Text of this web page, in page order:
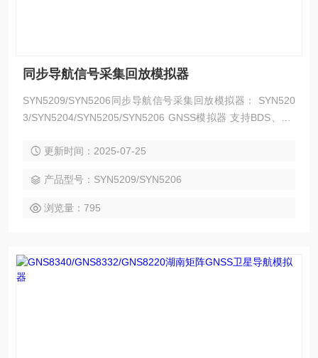
同步导航信号采集回放模拟器
SYN5209/SYN5206同步导航信号采集回放模拟器： SYN520
3/SYN5204/SYN5205/SYN5206 GNSS模拟器 支持BDS、GP
现场升级能力，可灵活配置任意GNSS星座频点信号。 支持信
更新时间：2025-07-25
产品型号：SYN5209/SYN5206
浏览量：795